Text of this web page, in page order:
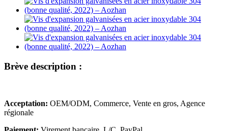
Brève description :
Acceptation: OEM/ODM, Commerce, Vente en gros, Agence
régionale